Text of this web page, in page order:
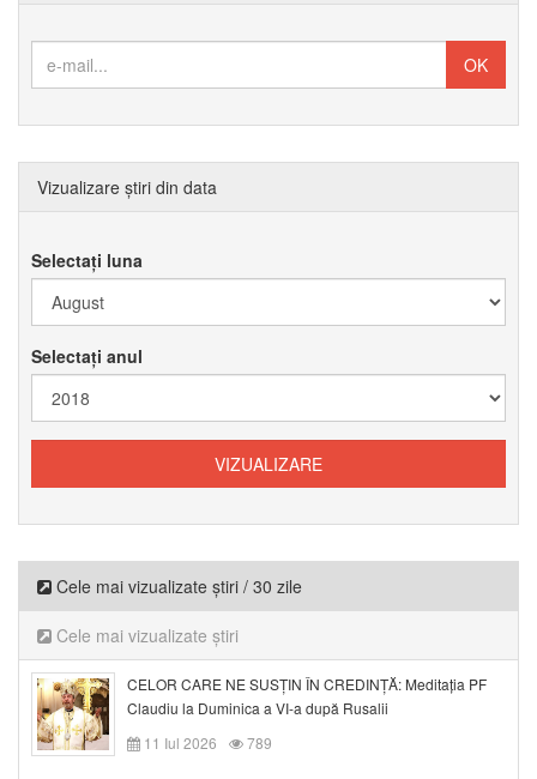
Vizualizare știri din data
Selectați luna
Selectați anul
Cele mai vizualizate știri / 30 zile
Cele mai vizualizate știri
CELOR CARE NE SUSȚIN ÎN CREDINȚĂ: Meditația PF
Claudiu la Duminica a VI-a după Rusalii
11 Iul 2026
789